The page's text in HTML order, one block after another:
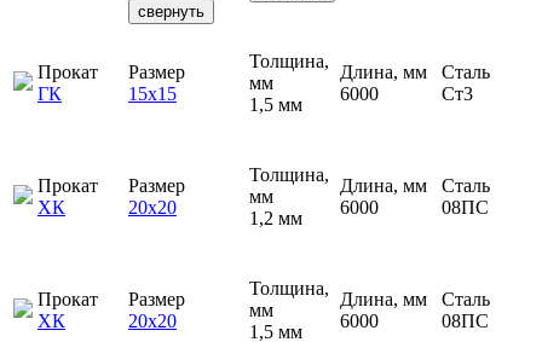
свернуть
Прокат
ГК
Размер
15х15
Толщина,
мм
1,5 мм
Длина, мм
6000
Сталь
Ст3
Прокат
ХК
Размер
20х20
Толщина,
мм
1,2 мм
Длина, мм
6000
Сталь
08ПС
Прокат
ХК
Размер
20х20
Толщина,
мм
1,5 мм
Длина, мм
6000
Сталь
08ПС